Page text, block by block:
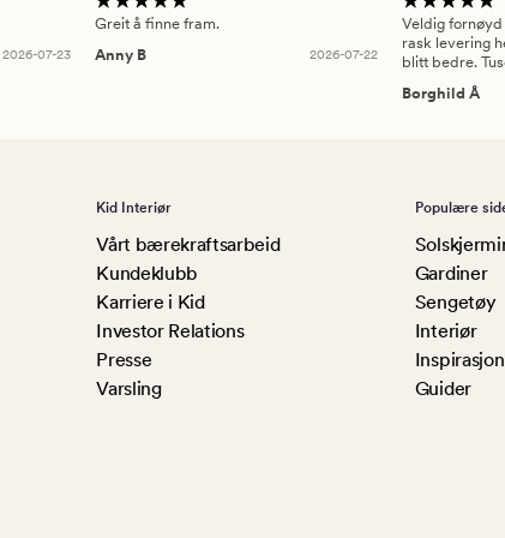
2026-07-23
Greit å finne fram.
Anny B
2026-07-22
Veldig
rask levering
blitt bedre.
Borghild Å
Kid Interiør
Vårt bærekraftsarbeid
Kundeklubb
Karriere i Kid
Investor Relations
Presse
Varsling
Populære
Gardiner
Sengetøy
Interiør
Inspirasjon
Guider